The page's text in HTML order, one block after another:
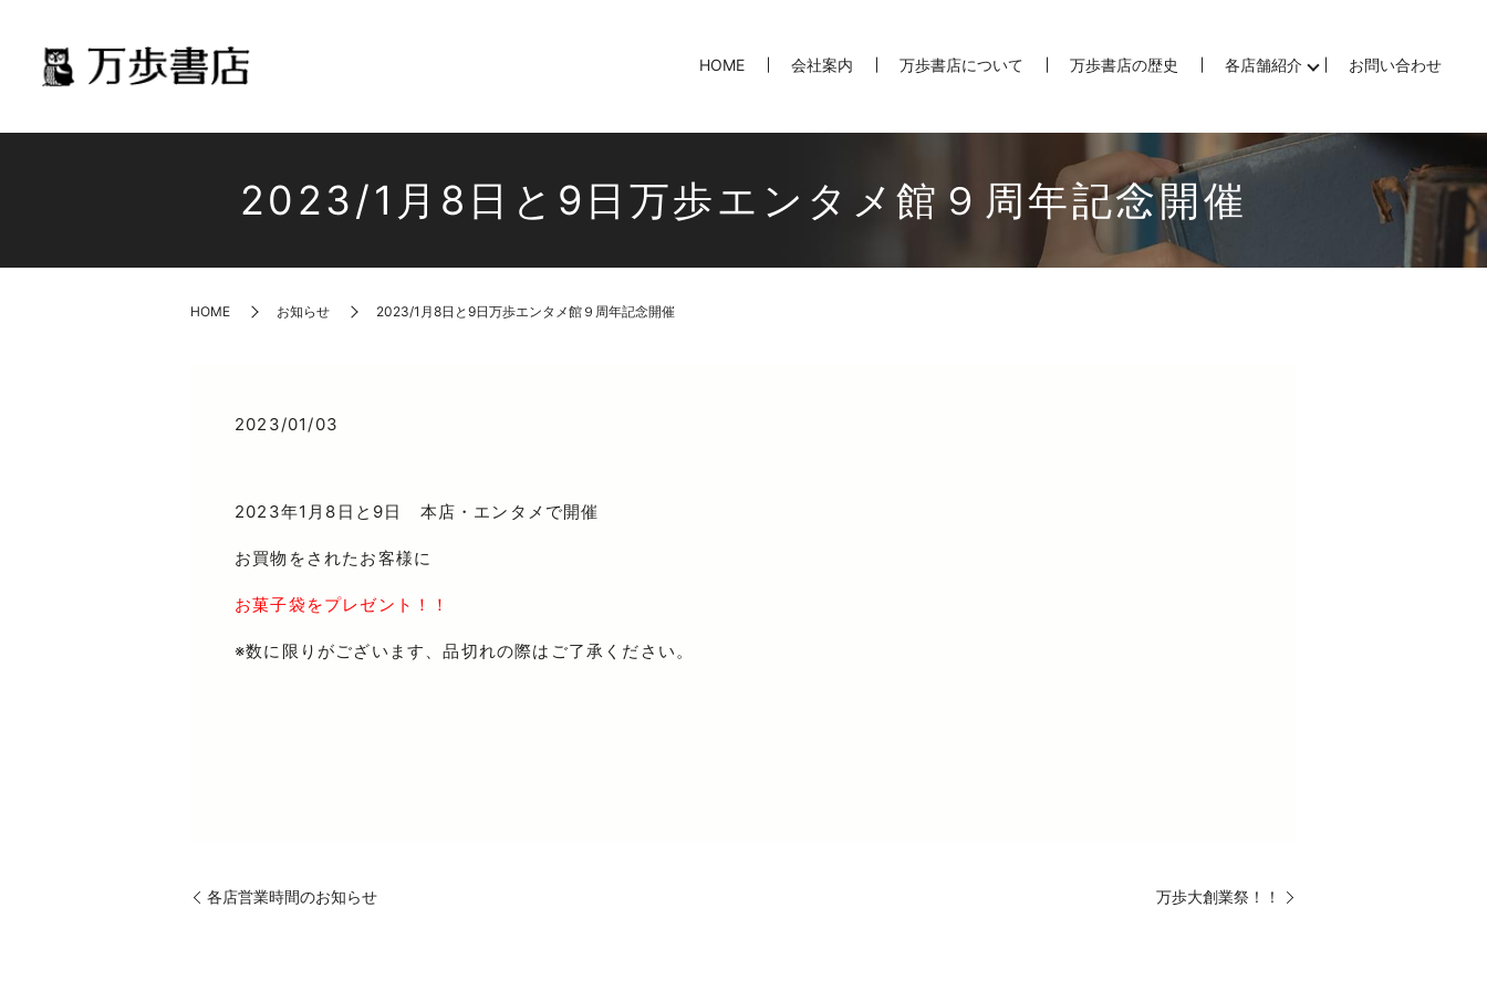
HOME 会社案内 万歩書店について 万歩書店の歴史 各店舗紹介 お問い合わせ
2023/1月8日と9日万歩エンタメ館９周年記念開催
HOME お知らせ 2023/1月8日と9日万歩エンタメ館９周年記念開催
2023/01/03
2023年1月8日と9日 本店・エンタメで開催
お買物をされたお客様に
お菓子袋をプレゼント！！
※数に限りがございます、品切れの際はご了承ください。
各店営業時間のお知らせ 万歩大創業祭！！